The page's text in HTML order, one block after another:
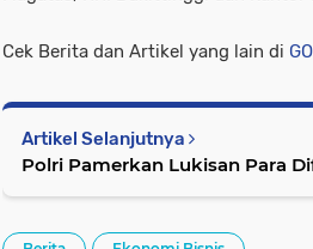
Cek Berita dan Artikel yang lain di
Artikel Selanjutnya
Polri Pamerkan Lukisan Para